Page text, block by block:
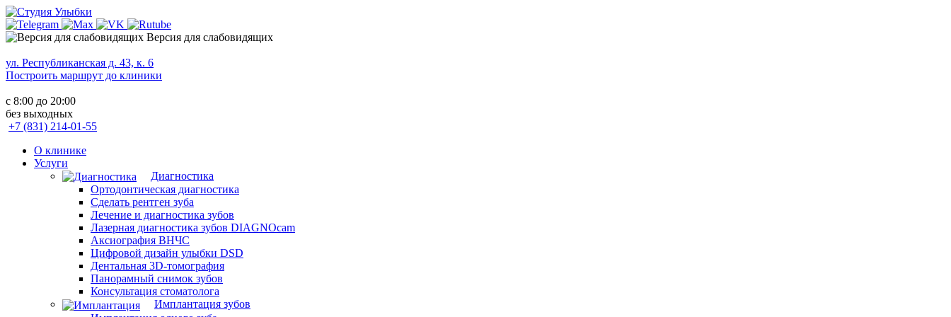
Версия для слабовидящих
ул. Республиканская д. 43, к. 6
Построить маршрут до клиники
с 8:00 до 20:00
без выходных
+7 (831) 214-01-55
О клинике
Услуги
Диагностика
Ортодонтическая диагностика
Сделать рентген зуба
Лечение и диагностика зубов
Лазерная диагностика зубов DIAGNOcam
Аксиография ВНЧС
Цифровой дизайн улыбки DSD
Дентальная 3D-томография
Панорамный снимок зубов
Консультация стоматолога
Имплантация зубов